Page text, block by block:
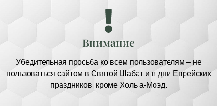
Внимание
Убедительная просьба ко всем пользователям – не
пользоваться сайтом в Святой Шабат и в дни Еврейских
праздников, кроме Холь а-Моэд.